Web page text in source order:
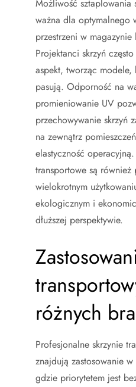
Możliwość sztaplowania
ważna dla optymalnego
przestrzeni w
Projektanci skrzyń
aspekt, tworząc
pasują. Odporność na
promieniowanie UV
przechowywanie skrzyń
na zewnątrz
elastyczność
transportowe są
wielokrotnym
ekologicznym i
dłuższej perspektywie.
różnych
Profesjonalne skrzynie
znajdują zastosowanie
gdzie priorytetem jest